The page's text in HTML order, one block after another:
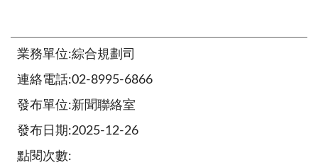
業務單位:綜合規劃司
連絡電話:02-8995-6866
發布單位:新聞聯絡室
發布日期:2025-12-26
點閱次數: